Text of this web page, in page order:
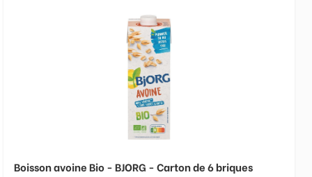
Boisson avoine Bio - BJORG - Carton de 6 briques